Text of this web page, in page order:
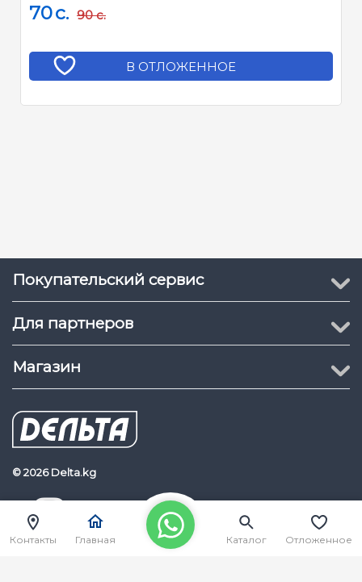
70c. 90 c.
В ОТЛОЖЕННОЕ
Покупательский сервис
Для партнеров
Магазин
© 2026 Delta.kg
Delta.kg
Контакты Главная Каталог Отложенное